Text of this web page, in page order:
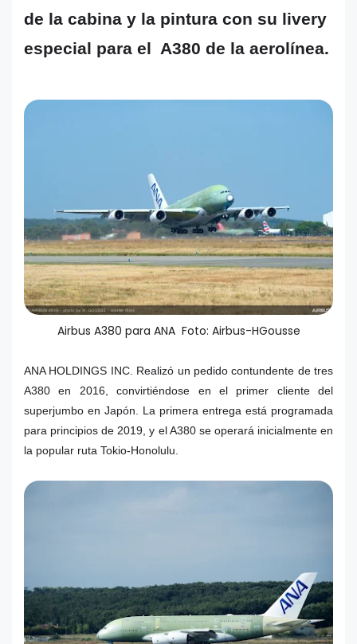
de la cabina y la pintura con su livery
especial para el A380 de la aerolínea.
Airbus A380 para ANA Foto: Airbus-HGousse
ANA HOLDINGS INC. Realizó un pedido contundente de tres
A380 en 2016, convirtiéndose en el primer cliente del
superjumbo en Japón. La primera entrega está programada
para principios de 2019, y el A380 se operará inicialmente en
la popular ruta Tokio-Honolulu.